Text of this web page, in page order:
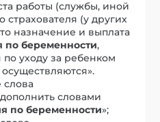
работы (службы, иной
страхователя (у других
назначение и выплата
по беременности,
уходу за ребенком
слова
словами
по беременности»;